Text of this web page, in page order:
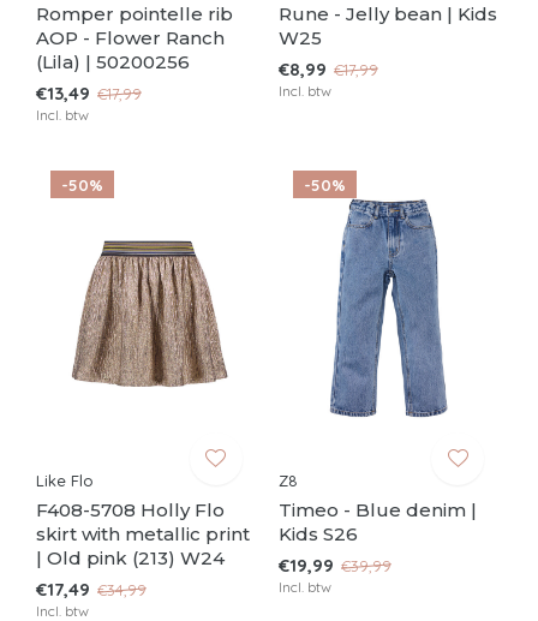
Romper pointelle rib
AOP - Flower Ranch
(Lila) | 50200256
€13,49 €17,99
Incl. btw
Rune - Jelly bean | Kids
W25
€8,99 €17,99
Incl. btw
-50%
Like Flo
F408-5708 Holly Flo
skirt with metallic print
| Old pink (213) W24
€17,49 €34,99
Incl. btw
-50%
Z8
Timeo - Blue denim |
Kids S26
€19,99 €39,99
Incl. btw